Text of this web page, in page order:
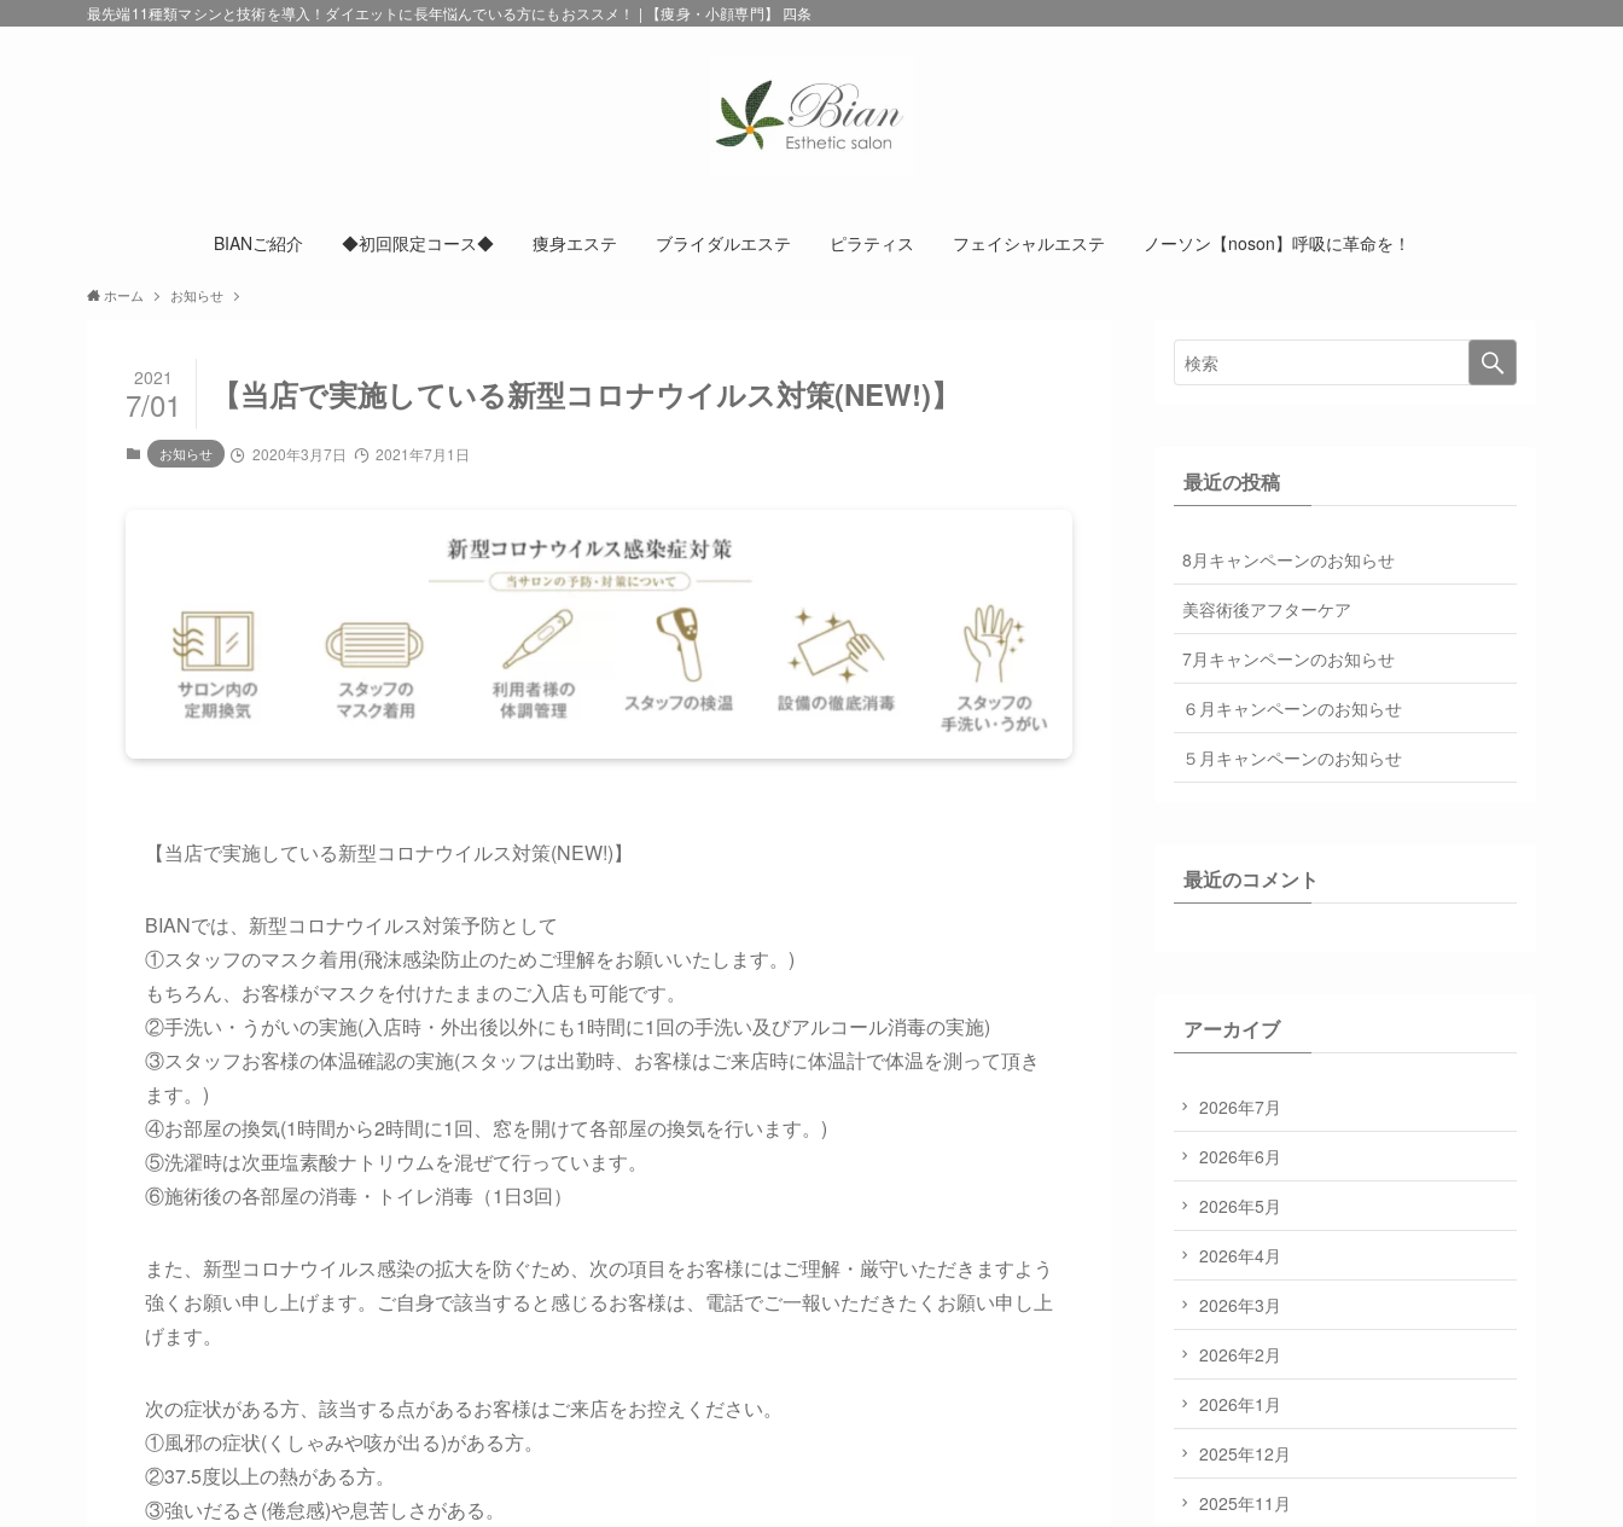
最先端11種類マシンと技術を導入！ダイエットに長年悩んでいる方にもおススメ！ | 【痩身・小顔専門】 四条烏丸エステサロンBIAN インディバ/エンダモロジー
BIANご紹介 ◆初回限定コース◆ 痩身エステ ブライダルエステ ピラティス フェイシャルエステ ノーソン【noson】呼吸に革命を！
ホーム お知らせ
【当店で実施している新型コロナウイルス対策(NEW!)】
2021
7/01
お知らせ 2020年3月7日 2021年7月1日
【当店で実施している新型コロナウイルス対策(NEW!)】
BIANでは、新型コロナウイルス対策予防として
①スタッフのマスク着用(飛沫感染防止のためご理解をお願いいたします。)
もちろん、お客様がマスクを付けたままのご入店も可能です。
②手洗い・うがいの実施(入店時・外出後以外にも1時間に1回の手洗い及びアルコール消毒の実施)
③スタッフお客様の体温確認の実施(スタッフは出勤時、お客様はご来店時に体温計で体温を測って頂き
ます。)
④お部屋の換気(1時間から2時間に1回、窓を開けて各部屋の換気を行います。)
⑤洗濯時は次亜塩素酸ナトリウムを混ぜて行っています。
⑥施術後の各部屋の消毒・トイレ消毒（1日3回）
また、新型コロナウイルス感染の拡大を防ぐため、次の項目をお客様にはご理解・厳守いただきますよう
強くお願い申し上げます。ご自身で該当すると感じるお客様は、電話でご一報いただきたくお願い申し上
げます。
次の症状がある方、該当する点があるお客様はご来店をお控えください。
①風邪の症状(くしゃみや咳が出る)がある方。
②37.5度以上の熱がある方。
③強いだるさ(倦怠感)や息苦しさがある。
最近の投稿
8月キャンペーンのお知らせ
美容術後アフターケア
7月キャンペーンのお知らせ
６月キャンペーンのお知らせ
５月キャンペーンのお知らせ
最近のコメント
アーカイブ
2026年7月
2026年6月
2026年5月
2026年4月
2026年3月
2026年2月
2026年1月
2025年12月
2025年11月